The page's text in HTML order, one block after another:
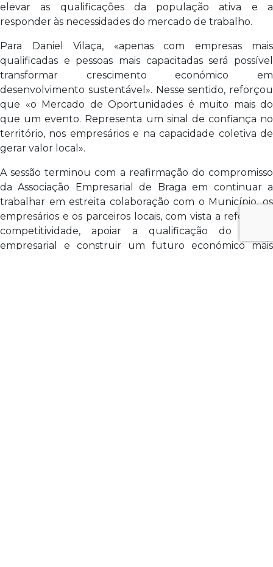
elevar as qualificações da população ativa e a
responder às necessidades do mercado de trabalho.
Para Daniel Vilaça, «apenas com empresas mais
qualificadas e pessoas mais capacitadas será possível
transformar crescimento económico em
desenvolvimento sustentável». Nesse sentido, reforçou
que «o Mercado de Oportunidades é muito mais do
que um evento. Representa um sinal de confiança no
território, nos empresários e na capacidade coletiva de
gerar valor local».
A sessão terminou com a reafirmação do compromisso
da Associação Empresarial de Braga em continuar a
trabalhar em estreita colaboração com o Município, os
empresários e os parceiros locais, com vista a reforçar a
competitividade, apoiar a qualificação do tecido
empresarial e construir um futuro económico mais